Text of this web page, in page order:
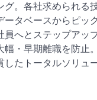
グ。各社求められる
ータベースからピッ
へとステップアッ
幅・早期離職を防止
したトータルソリュ